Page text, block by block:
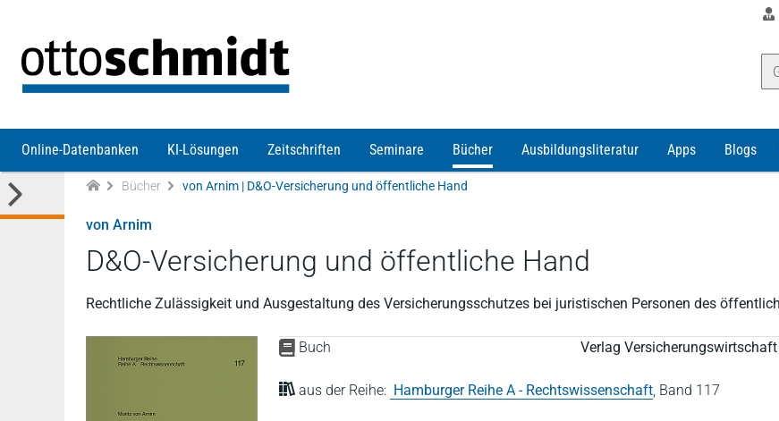
Online-Datenbanken KI-Lösungen Zeitschriften Seminare Bücher Ausbildungsliteratur Apps Blogs
Bücher von Arnim | D&O-Versicherung und öffentliche Hand
von Arnim
D&O-Versicherung und öffentliche Hand
Rechtliche Zulässigkeit und Ausgestaltung des Versicherungsschutzes bei juristischen Personen des
Buch Verlag Versicherungswirtschaft
aus der Reihe: Hamburger Reihe A - Rechtswissenschaft, Band 117